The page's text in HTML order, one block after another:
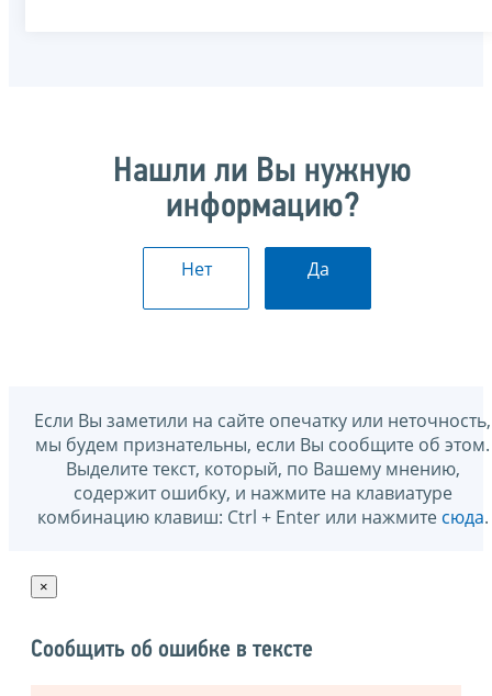
Нашли ли Вы нужную
информацию?
Нет Да
Если Вы заметили на сайте опечатку или неточность,
мы будем признательны, если Вы сообщите об этом.
Выделите текст, который, по Вашему мнению,
содержит ошибку, и нажмите на клавиатуре
комбинацию клавиш: Ctrl + Enter или нажмите сюда.
×
Сообщить об ошибке в тексте